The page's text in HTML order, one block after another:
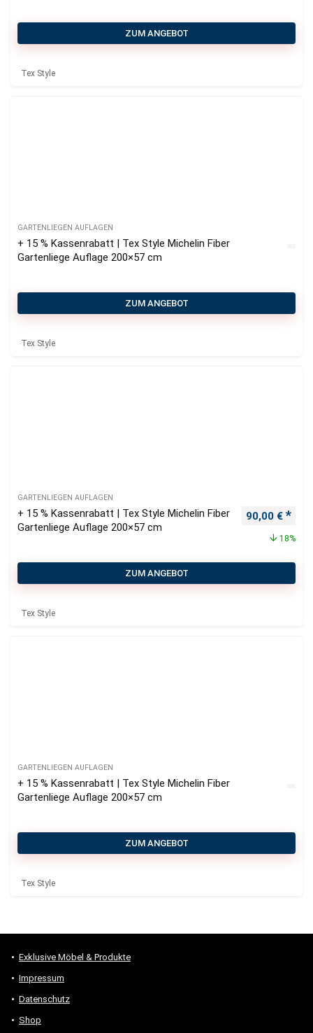
ZUM ANGEBOT
Tex Style
GARTENLIEGEN AUFLAGEN
+ 15 % Kassenrabatt | Tex Style Michelin Fiber
Gartenliege Auflage 200×57 cm
ZUM ANGEBOT
Tex Style
GARTENLIEGEN AUFLAGEN
+ 15 % Kassenrabatt | Tex Style Michelin Fiber
Gartenliege Auflage 200×57 cm
90,00 €
18%
ZUM ANGEBOT
Tex Style
GARTENLIEGEN AUFLAGEN
+ 15 % Kassenrabatt | Tex Style Michelin Fiber
Gartenliege Auflage 200×57 cm
ZUM ANGEBOT
Tex Style
Exklusive Möbel & Produkte
Impressum
Datenschutz
Shop